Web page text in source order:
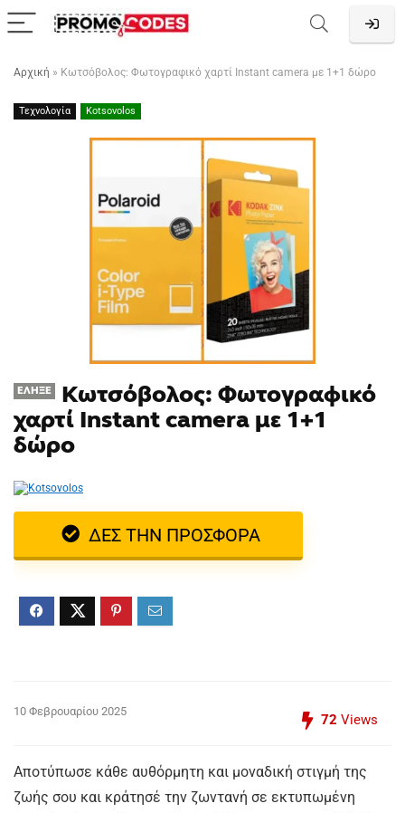
Αρχική » Κωτσόβολος: Φωτογραφικό χαρτί Instant camera με 1+1 δώρο
Τεχνολογία Kotsovolos
ΈΛΗΞΕ
Κωτσόβολος: Φωτογραφικό
χαρτί Instant camera με 1+1
δώρο
ΔΕΣ ΤΗΝ ΠΡΟΣΦΟΡΑ
10 Φεβρουαρίου 2025
72 Views
Αποτύπωσε κάθε αυθόρμητη και μοναδική στιγμή της
ζωής σου και κράτησέ την ζωντανή σε εκτυπωμένη